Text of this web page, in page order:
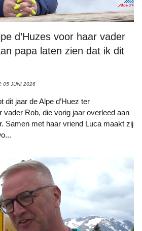
d’Huzes voor haar vader
papa laten zien dat ik dit
05 JUNI 2026
dit jaar de Alpe d’Huez ter
vader Rob, die vorig jaar overleed aan
Samen met haar vriend Luca maakt zij